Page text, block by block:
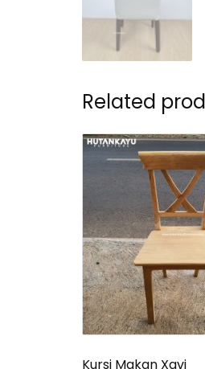
Related
Kursi Makan Xavi